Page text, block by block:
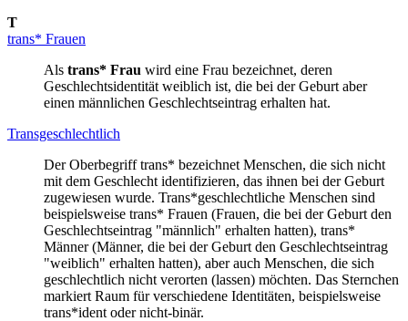
T
trans* Frauen
Als trans* Frau wird eine Frau bezeichnet, deren
Geschlechtsidentität weiblich ist, die bei der Geburt aber
einen männlichen Geschlechtseintrag erhalten hat.
Transgeschlechtlich
Der Oberbegriff trans* bezeichnet Menschen, die sich nicht
mit dem Geschlecht identifizieren, das ihnen bei der Geburt
zugewiesen wurde. Trans*geschlechtliche Menschen sind
beispielsweise trans* Frauen (Frauen, die bei der Geburt den
Geschlechtseintrag "männlich" erhalten hatten), trans*
Männer (Männer, die bei der Geburt den Geschlechtseintrag
"weiblich" erhalten hatten), aber auch Menschen, die sich
geschlechtlich nicht verorten (lassen) möchten. Das Sternchen
markiert Raum für verschiedene Identitäten, beispielsweise
trans*ident oder nicht-binär.